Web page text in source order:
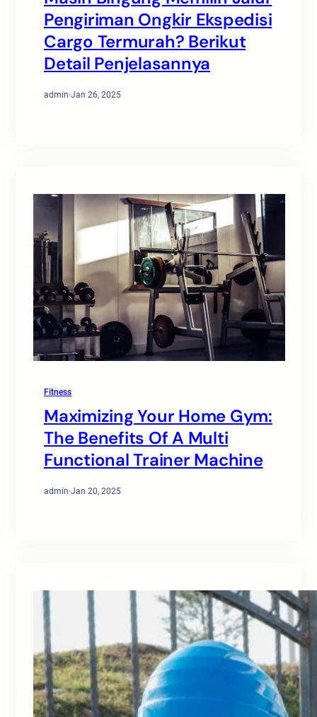
Pengiriman Ongkir Ekspedisi
Cargo Termurah? Berikut
Detail Penjelasannya
admin·Jan 26, 2025
Fitness
Maximizing Your Home Gym:
The Benefits Of A Multi
Functional Trainer Machine
admin·Jan 20, 2025